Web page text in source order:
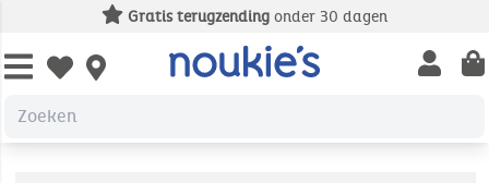
Gratis terugzending onder 30 dagen
Open wishlist Open